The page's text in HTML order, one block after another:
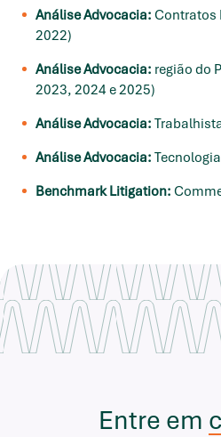
Análise Advocacia: Contratos
2022)
Análise Advocacia: região do
2023, 2024 e 2025)
Análise Advocacia:
Análise Advocacia:
Benchmark Litigation:
Entre em